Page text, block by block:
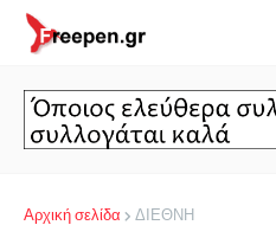
Αρχική σελίδα ΔΙΕΘΝΗ